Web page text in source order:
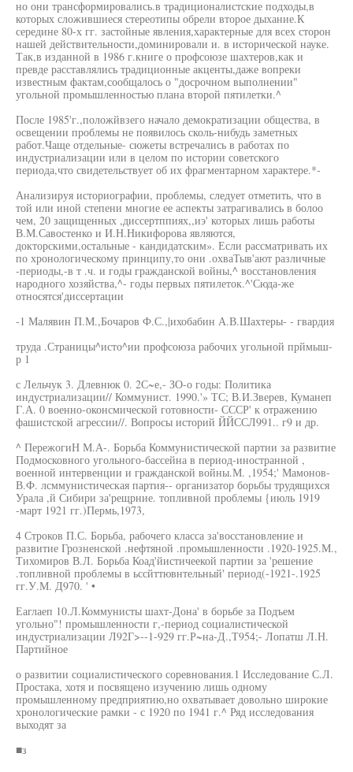
но они трансформировались.в традиционалистские подходы,в
которых сложившиеся стереотипы обрели второе дыхание.К
середине 80-х гг. застойные явления,характерные для всех сторон
нашей действительности,доминировали и. в исторической науке.
Так,в изданной в 1986 г.книге о профсоюзе шахтеров,как и
превде расставлялись традиционные акценты,даже вопреки
известным фактам,сообщалось о "досрочном выполнении"
угольной промышленностью плана второй пятилетки.^
После 1985'г.,положйвзего начало демократизации общества, в
освещении проблемы не появилось сколь-нибудь заметных
работ.Чаще отдельные- сюжеты встречались в работах по
индустриализации или в целом по истории советского
периода,что свидетельствует об их фрагментарном характере.*-
Анализируя историографии, проблемы, следует отметить, что в
той или иной степени многие ее аспекты затрагивались в болоо
чем, 20 защищенных ,диссертппиях,,иэ' которых лишь работы
В.М.Савостенко и И.Н.Никифорова являются,
докторскими,остальные - кандидатским». Если рассматривать их
по хронологическому принципу,то они .охваТыв'ают различные
-периоды,-в т .ч. и годы гражданской войны,^ восстановления
народного хозяйства,^- годы первых пятилеток.^'Сюда-же
относятся'диссертации
-1 Малявин П.М.,Бочаров Ф.С.,|ихобабин А.В.Шахтеры- - гвардия
труда .Страницы^исто^ии профсоюза рабочих угольной прймыш-
р 1
с Лельчук 3. Длевнюк 0. 2С~е,- ЗО-о годы: Политика
индустриализации// Коммунист. 1990.'» ТС; В.И.Зверев, Куманеп
Г.А. 0 военно-оконсмической готовности- СССР' к отражению
фашистской агрессии//. Вопросы историй ЙЙССЛ991.. г9 и др.
^ ПережогиН М.А-. Борьба Коммунистической партии за развитие
Подмосковного угольного-бассейна в период-иностранной ,
военной интервенции и гражданской войны.М. ,1954;' Мамонов-
В.Ф. лсммунистическая партия-- организатор борьбы трудящихся
Урала ,й Сибири за'рещрние. топливной проблемы {июль 1919
-март 1921 гг.)Пермь,1973,
4 Строков П.С. Борьба, рабочего класса за'восстановление и
развитие Грозненской .нефтяной .промышленности .1920-1925.М.,
Тихомиров В.Л. Борьба Коад'йистичеекой партии за 'решение
.топливной проблемы в ьссйттювнтельный' период(-1921-.1925
гг.У.М. Д970. ' •
Еаглаеп 10.Л.Коммунисты шахт-Дона' в борьбе за Подъем
угольно"! промышленности г,-период социалистической
индустриализации Л92Г>--1-929 гг.Р~на-Д.,Т954;- Лопатш Л.Н.
Партийное
о развитии социалистического соревнования.1 Исследование С.Л.
Простака, хотя и посвящено изучению лишь одному
промышленному предприятию,но охватывает довольно широкие
хронологические рамки - с 1920 по 1941 г.^ Ряд исследования
выходят за
■з